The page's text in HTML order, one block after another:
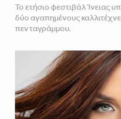
Το ετήσιο φεστιβάλ Ίνειας
δύο αγαπημένους
πενταγράμμου.